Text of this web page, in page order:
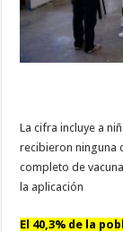
La cifra incluye a
recibieron ninguna
completo de
la aplicación
El 40,3% de la